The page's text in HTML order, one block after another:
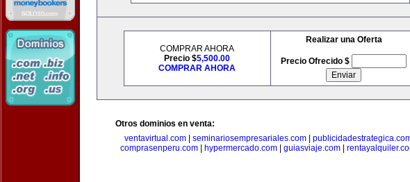
COMPRAR AHORA
Precio $5,500.00
COMPRAR AHORA
Realizar una Oferta
Precio Ofrecido $
Otros dominios en venta:
ventavirtual.com
seminariosempresariales.com
comprasenperu.com
hypermercado.com guiasviaje.com